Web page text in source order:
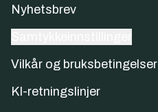
Nyhetsbrev
Vilkår og bruksbetingelser
KI-retningslinjer